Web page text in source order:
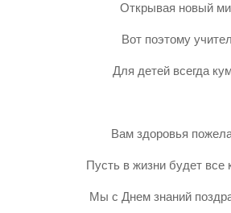
Открывая новый
Вот поэтому
Для детей всегда
Вам здоровья
Пусть в жизни будет все
Мы с Днем знаний